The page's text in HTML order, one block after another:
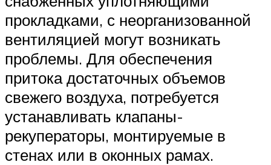
прокладками, с неорганизованной
вентиляцией могут возникать
проблемы. Для обеспечения
притока достаточных объемов
свежего воздуха, потребуется
устанавливать клапаны-
рекуператоры, монтируемые в
стенах или в оконных рамах.